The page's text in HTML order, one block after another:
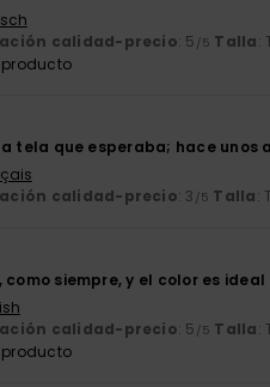
calidad-precio: 5 /5 Talla:
producto
tela que esperaba; hace unos
calidad-precio: 3 /5 Talla:
siempre, y el color es ideal
calidad-precio: 5 /5 Talla:
producto